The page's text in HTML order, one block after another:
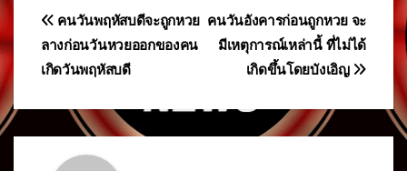
แนะแนว
เรื่อง
คนวันอังคารก่อนถูกหวย จะ
มีเหตุการณ์เหล่านี้ ที่ไม่ได้
เกิดขึ้นโดยบังเอิญ
คนวันพฤหัสบดีจะถูกหวย
ลางก่อนวันหวยออกของคน
เกิดวันพฤหัสบดี